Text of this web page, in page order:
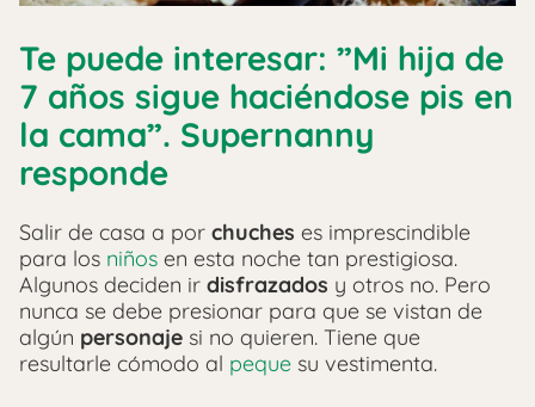
Te puede interesar: ”Mi hija de
7 años sigue haciéndose pis en
la cama”. Supernanny
responde
Salir de casa a por chuches es imprescindible
para los niños en esta noche tan prestigiosa.
Algunos deciden ir disfrazados y otros no. Pero
nunca se debe presionar para que se vistan de
algún personaje si no quieren. Tiene que
resultarle cómodo al peque su vestimenta.